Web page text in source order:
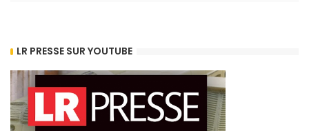
LR PRESSE SUR YOUTUBE